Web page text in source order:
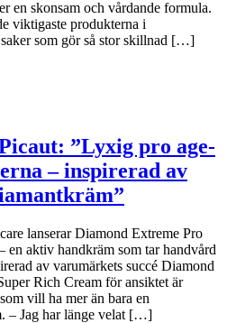
en skonsam och vårdande formula.
viktigaste produkterna i
som gör så stor skillnad […]
”Lyxig pro age-
– inspirerad av
lanserar Diamond Extreme Pro
en aktiv handkräm som tar handvård
av varumärkets succé Diamond
Rich Cream för ansiktet är
vill ha mer än bara en
– Jag har länge velat […]